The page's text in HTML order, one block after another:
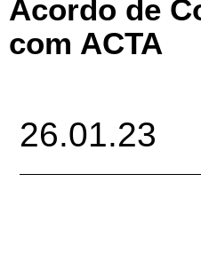
Acordo de
com ACTA
26.01.23